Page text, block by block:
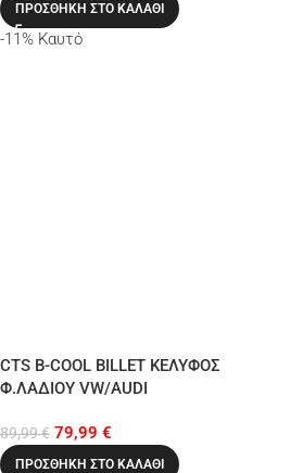
ΠΡΟΣΘΉΚΗ ΣΤΟ ΚΑΛΆΘΙ
-11% Καυτό
CTS B-COOL BILLET ΚΕΛΥΦΟΣ
Φ.ΛΑΔΙΟΥ VW/AUDI
89,99€ 79,99 €
ΠΡΟΣΘΉΚΗ ΣΤΟ ΚΑΛΆΘΙ